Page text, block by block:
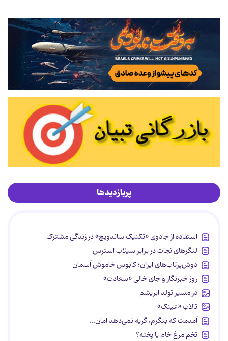
پربازدیدها
استفاده از جادوی «تکنیک ساندویچ» در زندگی مشترک
لنگرهای نجات در برابر سیلاب استرس
دوش‌پرتاب‌های ایران؛ کابوس خاموش آسمان
روز خبرنگار و جای خالی «سعادت»
در مسیر تولد ابریشم
تالاب «عینک»
آمدمت که بنگرم، گریه نمی‌دهد امان...
تخم مرغ خام یا پخته؟